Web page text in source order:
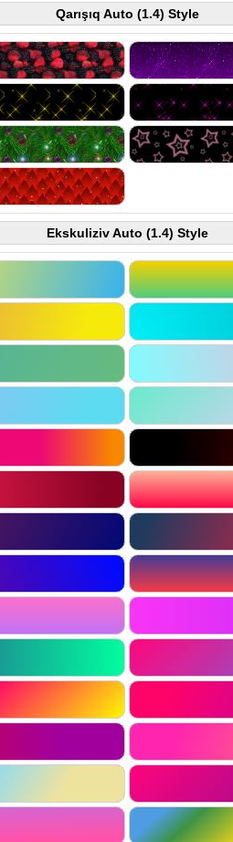
Qarışıq Auto (1.4) Style
Ekskuliziv Auto (1.4) Style